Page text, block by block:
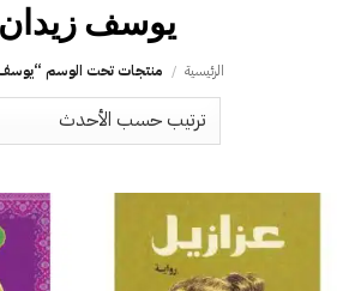
يوسف زيدان
الرئيسية / منتجات تحت الوسم